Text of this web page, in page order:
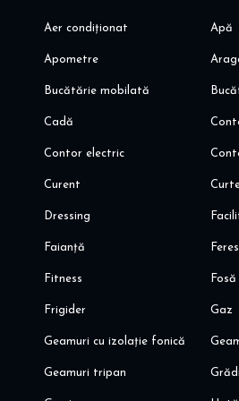
Va invit sa programati o vizionare!
Alina Dinoiu
Pentru mai multe oferte, va invit aici:
Aer condiționat Apă
Apometre
Bucătărie mobilată
Cadă
Contor electric
Curent
Dressing
Faianță
Fitness
Frigider Gaz
Geamuri cu izolație fonică
Geamuri tripan